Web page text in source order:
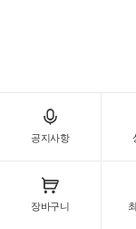
공지사항
장바구니